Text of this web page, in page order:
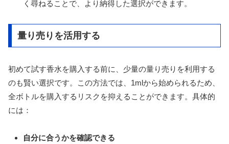
く尋ねることで、より納得した選択ができます。
量り売りを活用する
初めて試す香水を購入する前に、少量の量り売りを利用する
のも賢い選択です。この方法では、1mlから始められるため、
全ボトルを購入するリスクを抑えることができます。具体的
には：
自分に合うかを確認できる